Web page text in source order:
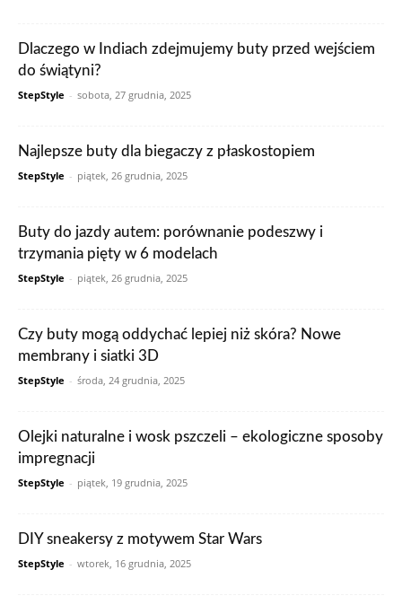
Dlaczego w Indiach zdejmujemy buty przed wejściem
do świątyni?
StepStyle - sobota, 27 grudnia, 2025
Najlepsze buty dla biegaczy z płaskostopiem
StepStyle - piątek, 26 grudnia, 2025
Buty do jazdy autem: porównanie podeszwy i
trzymania pięty w 6 modelach
StepStyle - piątek, 26 grudnia, 2025
Czy buty mogą oddychać lepiej niż skóra? Nowe
membrany i siatki 3D
StepStyle - środa, 24 grudnia, 2025
Olejki naturalne i wosk pszczeli – ekologiczne sposoby
impregnacji
StepStyle - piątek, 19 grudnia, 2025
DIY sneakersy z motywem Star Wars
StepStyle - wtorek, 16 grudnia, 2025